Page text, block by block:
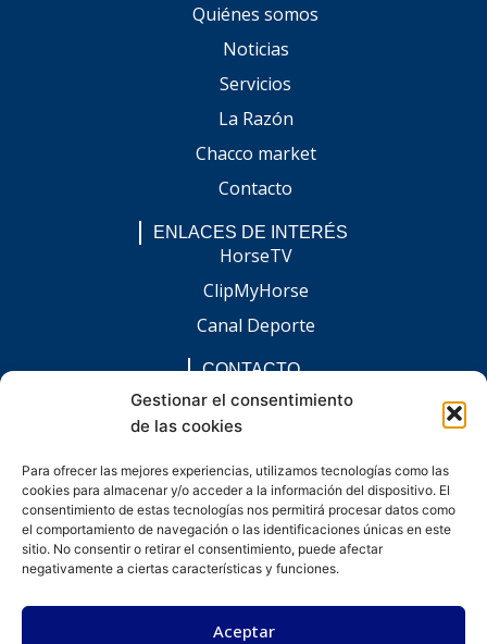
Gestionar el consentimiento
de las cookies
Para ofrecer las mejores experiencias, utilizamos tecnologías como las
cookies para almacenar y/o acceder a la información del dispositivo. El
consentimiento de estas tecnologías nos permitirá procesar datos como
el comportamiento de navegación o las identificaciones únicas en este
sitio. No consentir o retirar el consentimiento, puede afectar
negativamente a ciertas características y funciones.
Aceptar
Quiénes somos
Noticias
Servicios
La Razón
Chacco market
Contacto
ENLACES DE INTERÉS
HorseTV
ClipMyHorse
Canal Deporte
CONTACTO
comunicacion@chaccoinfo.com
Presentes en todo el ámbito nacional
F
a
c
e
b
o
I
n
s
t
a
g
L
i
n
k
e
d
i
E
n
v
e
l
o
W
h
a
t
s